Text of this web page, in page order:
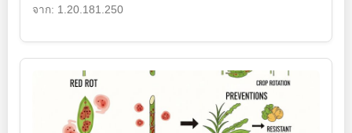
จาก: 1.20.181.250